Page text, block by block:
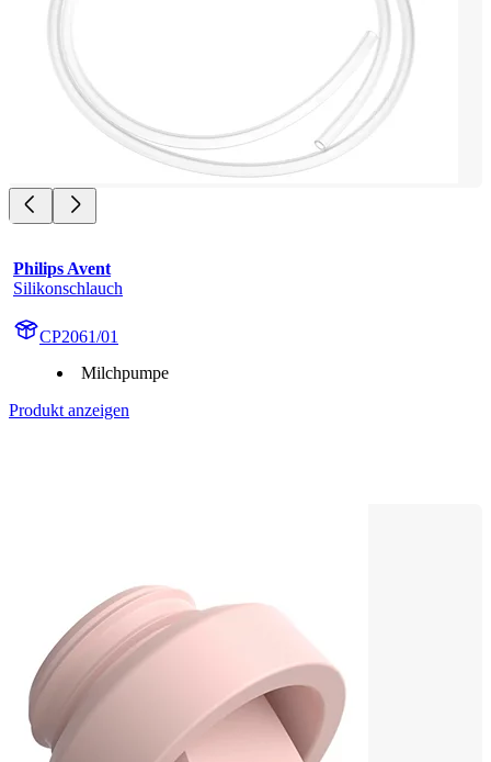
Philips Avent
Silikonschlauch
CP2061/01
Milchpumpe
Produkt anzeigen